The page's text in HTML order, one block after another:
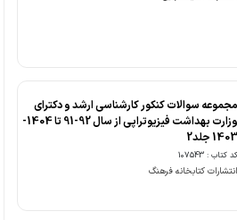
مجموعه سوالات کنکور کارشناسی ارشد و دکترای
وزارت بهداشت فیزیوتراپی از سال 92-91 تا 1404-
1403 جلد2
کد کتاب : 107543
انتشارات کتابخانه فرهنگ